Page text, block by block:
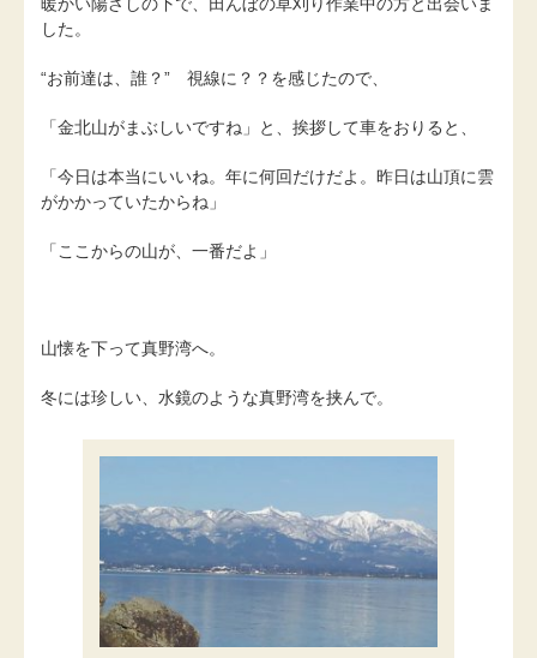
暖かい陽ざしの下で、田んぼの草刈り作業中の方と出会いま
した。
“お前達は、誰？” 視線に？？を感じたので、
「金北山がまぶしいですね」と、挨拶して車をおりると、
「今日は本当にいいね。年に何回だけだよ。昨日は山頂に雲
がかかっていたからね」
「ここからの山が、一番だよ」
山懐を下って真野湾へ。
冬には珍しい、水鏡のような真野湾を挟んで。